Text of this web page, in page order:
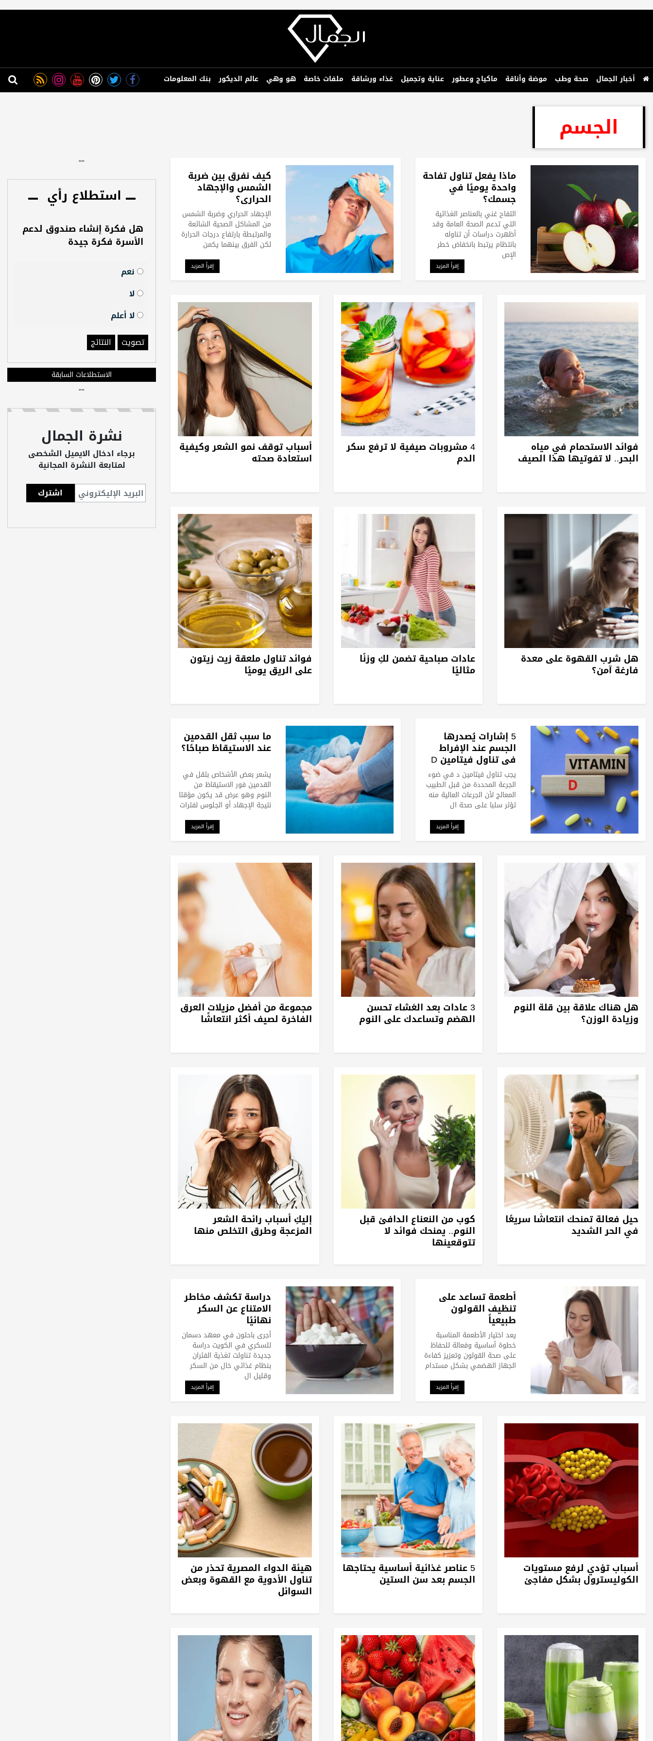
أخبار الجمال صحة وطب موضة وأناقة ماكياج وعطور عناية وتجميل غذاء ورشاقة ملفات خاصة هو وهي عالم الديكور بنك المعلومات
الجسم
ماذا يفعل تناول تفاحة
واحدة يوميًا في
جسمك؟
التفاح غني بالعناصر الغذائية
التي تدعم الصحة العامة وقد
أظهرت دراسات أن تناوله
بانتظام يرتبط بانخفاض خطر
الإص
إقرأ المزيد
كيف نفرق بين ضربة
الشمس والإجهاد
الحراري؟
الإجهاد الحراري وضربة الشمس
من المشاكل الصحية الشائعة
والمرتبطة بارتفاع درجات الحرارة
لكن الفرق بينهما يكمن
إقرأ المزيد
فوائد الاستحمام في مياه
البحر.. لا تفوتيها هذا الصيف
4 مشروبات صيفية لا ترفع سكر
الدم
أسباب توقف نمو الشعر وكيفية
استعادة صحته
هل شرب القهوة على معدة
فارغة آمن؟
عادات صباحية تضمن لكِ وزنًا
مثاليًا
فوائد تناول ملعقة زيت زيتون
على الريق يوميًا
5 إشارات يُصدرها
الجسم عند الإفراط
في تناول فيتامين D
يجب تناول فيتامين د في ضوء
الجرعة المحددة من قبل الطبيب
المعالج لأن الجرعات العالية منه
تؤثر سلبا على صحة ال
إقرأ المزيد
ما سبب ثقل القدمين
عند الاستيقاظ صباحًا؟
يشعر بعض الأشخاص بثقل في
القدمين فور الاستيقاظ من
النوم وهو عرض قد يكون مؤقتا
نتيجة الإجهاد أو الجلوس لفترات
إقرأ المزيد
هل هناك علاقة بين قلة النوم
وزيادة الوزن؟
3 عادات بعد العَشاء تحسن
الهضم وتساعدك على النوم
مجموعة من أفضل مزيلات العرق
الفاخرة لصيف أكثر انتعاشًا
حيل فعالة تمنحك انتعاشًا سريعًا
في الحر الشديد
كوب من النعناع الدافئ قبل
النوم.. يمنحك فوائد لا
تتوقعينها
إليكِ أسباب رائحة الشعر
المزعجة وطرق التخلص منها
أطعمة تساعد على
تنظيف القولون
طبيعياً
يعد اختيار الأطعمة المناسبة
خطوة أساسية وفعالة للحفاظ
على صحة القولون وتعزيز كفاءة
الجهاز الهضمي بشكل مستدام
إقرأ المزيد
دراسة تكشف مخاطر
الامتناع عن السكر
نهائيًا
أجرى باحثون في معهد دسمان
للسكري في الكويت دراسة
جديدة تناولت تغذية الفئران
بنظام غذائي خال من السكر
وقليل ال
إقرأ المزيد
أسباب تؤدي لرفع مستويات
الكوليسترول بشكل مفاجئ
5 عناصر غذائية أساسية يحتاجها
الجسم بعد سن الستين
هيئة الدواء المصرية تحذر من
تناول الأدوية مع القهوة وبعض
السوائل
"
"
استطلاع رأي
هل فكرة إنشاء صندوق لدعم
الأسرة فكرة جيدة
نعم
لا
لا أعلم
تصويت
النتائج
الاستطلاعات السابقة
"
"
نشرة الجمال
برجاء ادخال الايميل الشخصى
لمتابعة النشرة المجانية